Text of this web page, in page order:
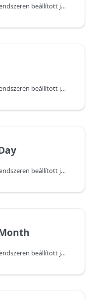
Jelzi, hogy ez a date típusú érték a rendszeren beállított jelenlegi dátum és idő alapján a következő héten következik-e be. Vegye figyelembe, hogy a függvény false (hamis) értéket ad vissza, ha az átadott érték az aktuális héten következik be.
Jelzi, hogy ez a date típusú érték a rendszeren beállított jelenlegi dátum és idő alapján a következő évben következik-e be. Vegye figyelembe, hogy a függvény false (hamis) értéket ad vissza, ha az átadott érték az aktuális évben következik be.
Jelzi, hogy ez a date típusú érték a rendszeren beállított jelenlegi dátum és idő alapján az előző napon következik-e be. Vegye figyelembe, hogy a függvény false (hamis) értéket ad vissza, ha az átadott érték az aktuális napon következik be.
Jelzi, hogy ez a date típusú érték a rendszeren beállított jelenlegi dátum és idő alapján az előző hónapban következik-e be. Vegye figyelembe, hogy a függvény false (hamis) értéket ad vissza, ha az átadott érték az aktuális hónapban következik be.